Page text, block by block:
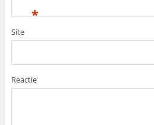
*
Site
Reactie